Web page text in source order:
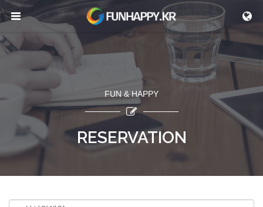
FUN & HAPPY
RESERVATION